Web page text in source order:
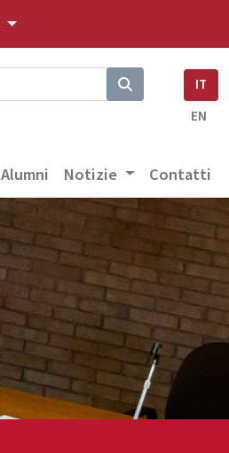
IT
EN
Alumni Notizie Contatti